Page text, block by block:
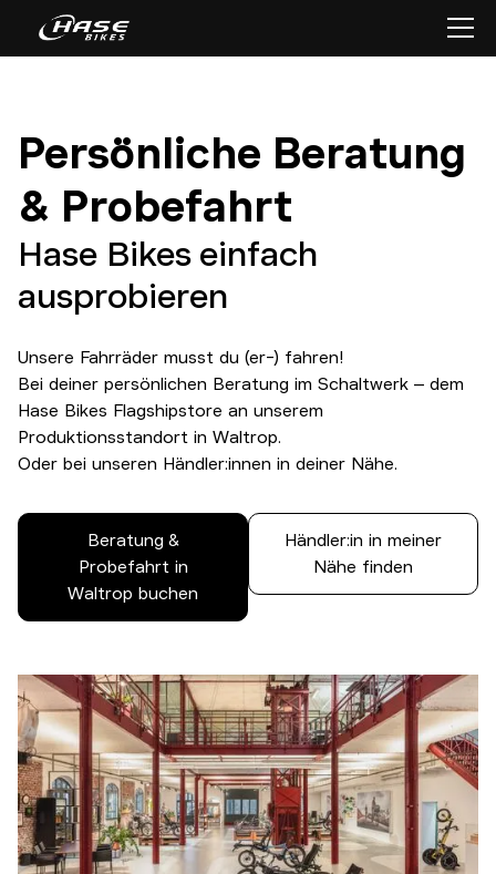
Persönliche Beratung
& Probefahrt
Hase Bikes einfach
ausprobieren
Unsere Fahrräder musst du (er-) fahren!
Bei deiner persönlichen Beratung im Schaltwerk – dem
Hase Bikes Flagshipstore an unserem
Produktionsstandort in Waltrop.
Oder bei unseren Händler:innen in deiner Nähe.
Beratung &
Probefahrt in
Waltrop buchen
Händler:in in meiner
Nähe finden